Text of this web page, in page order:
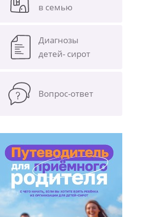
в семью
Диагнозы
детей- сирот
Вопрос-ответ